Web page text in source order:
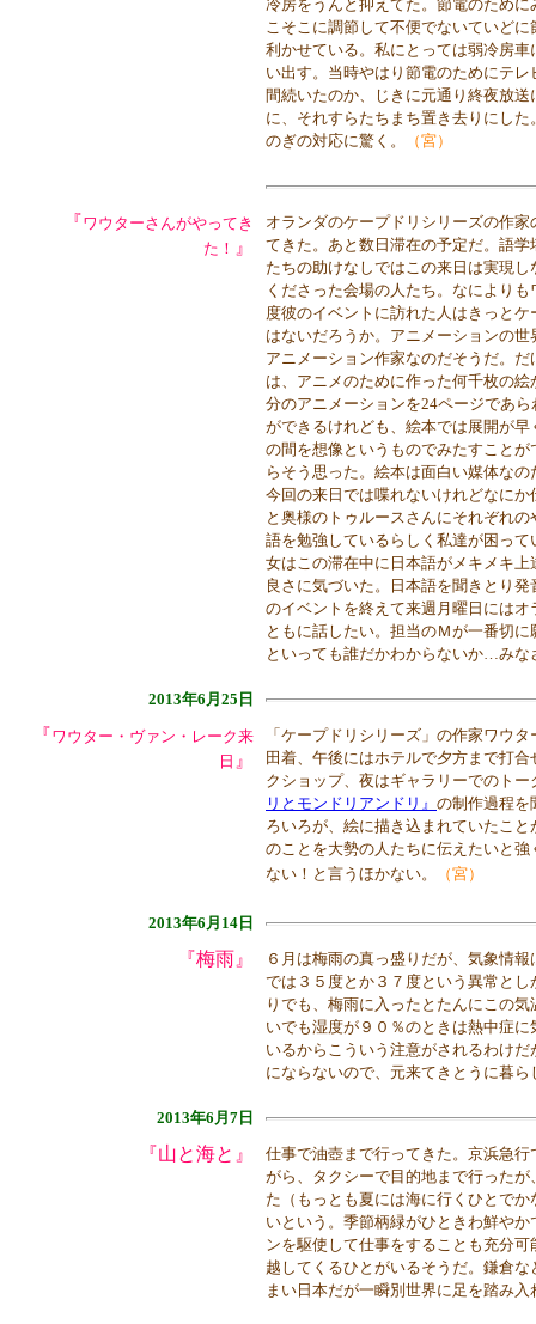
冷房をうんと抑えてた。節電のため
こそこに調節して不便でないていど
利かせている。私にとっては弱冷房
い出す。当時やはり節電のためにテ
間続いたのか、じきに元通り終夜放
に、それすらたちまち置き去りにし
のぎの対応に驚く。
（宮）
『ワウターさんがやってき
た！ 』
オランダのケープドリシリーズの作
てきた。あと数日滞在の予定だ。語
たちの助けなしではこの来日は実現
くださった会場の人たち。なにより
度彼のイベントに訪れた人はきっと
はないだろうか。アニメーションの
アニメーション作家なのだそうだ。
は、アニメのために作った何千枚の
分のアニメーションを24ページであ
ができるけれども、絵本では展開が
の間を想像というものでみたすこと
らそう思った。絵本は面白い媒体なの
今回の来日では喋れないけれどなに
と奥様のトゥルースさんにそれぞれ
語を勉強しているらしく私達が困っ
女はこの滞在中に日本語がメキメキ
良さに気づいた。日本語を聞きとり
のイベントを終えて来週月曜日には
ともに話したい。担当のＭが一番切
といっても誰だかわからないか…み
2013年6月25日
『ワウター・ヴァン・レーク来
日 』
「ケープドリシリーズ」の作家ワウ
田着、午後にはホテルで夕方まで打
クショップ、夜はギャラリーでのト
リとモンドリアンドリ』 の制作過程を
ろいろが、絵に描き込まれていたこ
のことを大勢の人たちに伝えたいと
ない！と言うほかない。
（宮）
2013年6月14日
『梅雨』
６月は梅雨の真っ盛りだが、気象情
では３５度とか３７度という異常と
りでも、梅雨に入ったとたんにこの
いでも湿度が９０％のときは熱中症
いるからこういう注意がされるわけ
にならないので、元来てきとうに暮
2013年6月7日
『山と海と』
仕事で油壺まで行ってきた。京浜急
がら、タクシーで目的地まで行った
た（もっとも夏には海に行くひとで
いという。季節柄緑がひときわ鮮や
ンを駆使して仕事をすることも充分
越してくるひとがいるそうだ。鎌倉
まい日本だが一瞬別世界に足を踏み